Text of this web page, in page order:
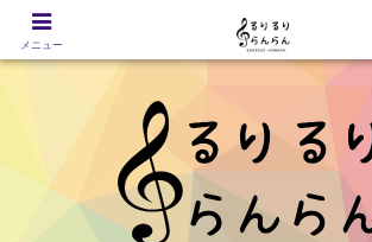
メニュー